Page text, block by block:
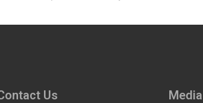
Us